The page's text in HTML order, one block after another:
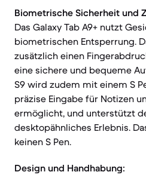
Biometrische Sicherheit und
Das Galaxy Tab A9+ nutzt
biometrischen Entsperrung.
zusätzlich einen
eine sichere und bequeme
S9 wird zudem mit einem S
präzise Eingabe für Notizen
ermöglicht, und unterstützt
desktopähnliches Erlebnis.
keinen S Pen.
Design und Handhabung: